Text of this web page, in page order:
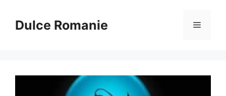
conținutDulce Romanie Meniu